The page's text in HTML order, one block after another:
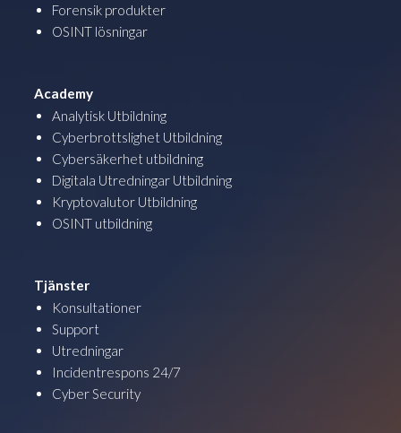
Forensik produkter
OSINT lösningar
Academy
Analytisk Utbildning
Cyberbrottslighet Utbildning
Cybersäkerhet utbildning
Digitala Utredningar Utbildning
Kryptovalutor Utbildning
OSINT utbildning
Tjänster
Konsultationer
Support
Utredningar
Incidentrespons 24/7
Cyber Security